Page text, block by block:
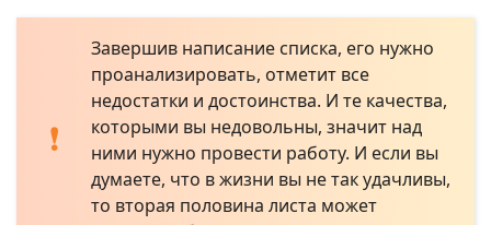
Завершив написание списка, его нужно
проанализировать, отметит все
недостатки и достоинства. И те качества,
которыми вы недовольны, значит над
ними нужно провести работу. И если вы
думаете, что в жизни вы не так удачливы,
то вторая половина листа может